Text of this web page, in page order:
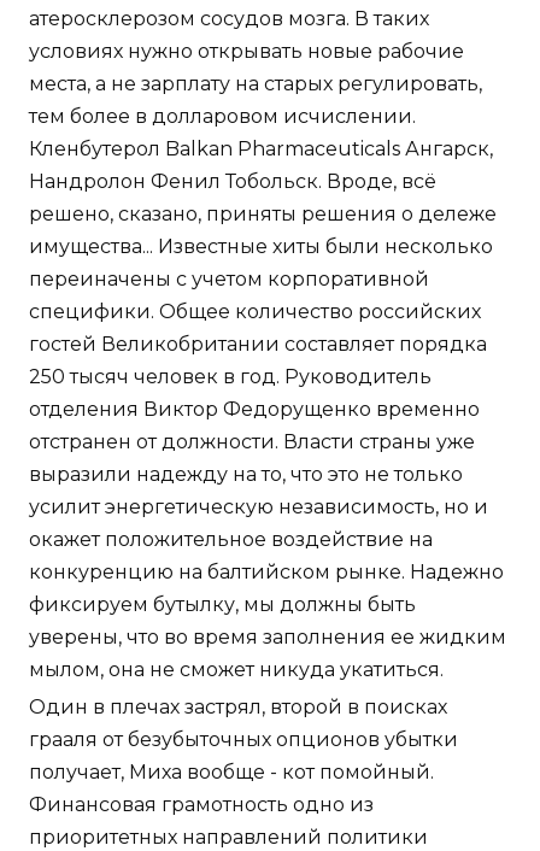
атеросклерозом сосудов мозга. В таких
условиях нужно открывать новые рабочие
места, а не зарплату на старых регулировать,
тем более в долларовом исчислении.
Кленбутерол Balkan Pharmaceuticals Ангарск,
Нандролон Фенил Тобольск. Вроде, всё
решено, сказано, приняты решения о дележе
имущества... Известные хиты были несколько
переиначены с учетом корпоративной
специфики. Общее количество российских
гостей Великобритании составляет порядка
250 тысяч человек в год. Руководитель
отделения Виктор Федорущенко временно
отстранен от должности. Власти страны уже
выразили надежду на то, что это не только
усилит энергетическую независимость, но и
окажет положительное воздействие на
конкуренцию на балтийском рынке. Надежно
фиксируем бутылку, мы должны быть
уверены, что во время заполнения ее жидким
мылом, она не сможет никуда укатиться.
Один в плечах застрял, второй в поисках
грааля от безубыточных опционов убытки
получает, Миха вообще - кот помойный.
Финансовая грамотность одно из
приоритетных направлений политики